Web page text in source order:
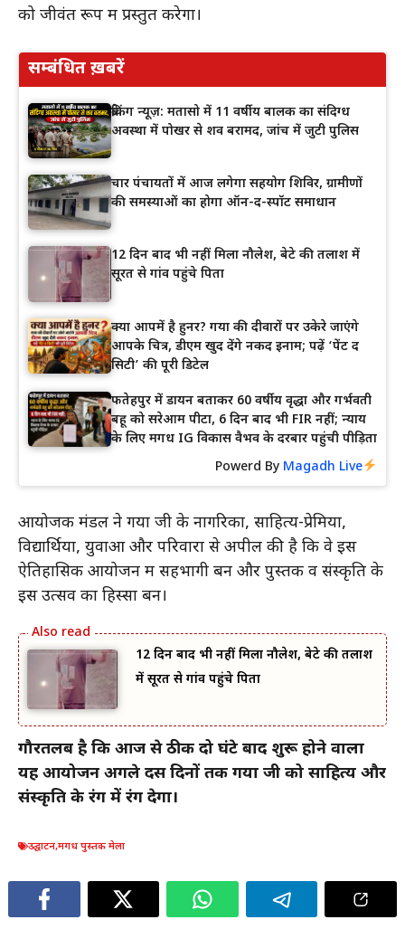
को जीवंत रूप में प्रस्तुत करेगा।
सम्बंधित ख़बरें
ब्रेकिंग न्यूज़: मतासो में 11 वर्षीय बालक का संदिग्ध
अवस्था में पोखर से शव बरामद, जांच में जुटी पुलिस
चार पंचायतों में आज लगेगा सहयोग शिविर, ग्रामीणों
की समस्याओं का होगा ऑन-द-स्पॉट समाधान
12 दिन बाद भी नहीं मिला नौलेश, बेटे की तलाश में
सूरत से गांव पहुंचे पिता
क्या आपमें है हुनर? गया की दीवारों पर उकेरे जाएंगे
आपके चित्र, डीएम खुद देंगे नकद इनाम; पढ़ें ‘पेंट द
सिटी’ की पूरी डिटेल
फतेहपुर में डायन बताकर 60 वर्षीय वृद्धा और गर्भवती
बहू को सरेआम पीटा, 6 दिन बाद भी FIR नहीं; न्याय
के लिए मगध IG विकास वैभव के दरबार पहुंची पीड़िता
Powerd By Magadh Live
आयोजक मंडल ने गया जी के नागरिकों, साहित्य-प्रेमियों,
विद्यार्थियों, युवाओं और परिवारों से अपील की है कि वे इस
ऐतिहासिक आयोजन में सहभागी बनें और पुस्तक व संस्कृति के
इस उत्सव का हिस्सा बनें।
12 दिन बाद भी नहीं मिला नौलेश, बेटे की तलाश
में सूरत से गांव पहुंचे पिता
गौरतलब है कि आज से ठीक दो घंटे बाद शुरू होने वाला
यह आयोजन अगले दस दिनों तक गया जी को साहित्य और
संस्कृति के रंग में रंग देगा।
उद्घाटन,मगध पुस्तक मेला